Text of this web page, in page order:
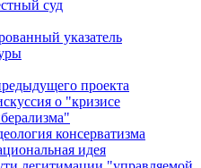
суд
указатель
проекта
о "кризисе
консерватизма
идея